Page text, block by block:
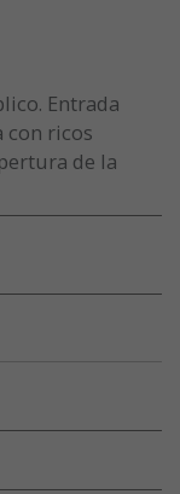
Entrada
con ricos
de la